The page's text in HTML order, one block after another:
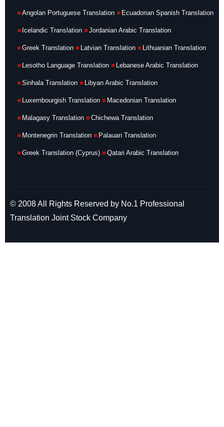
Angolan Portuguese Translation Ecuadorian Spanish Translation
Icelandic Translation Jordanian Arabic Translation
Greek Translation Latvian Translation Lithuanian Translation
Lesotho Language Translation Lebanese Arabic Translation
Sinhala Translation Libyan Arabic Translation
Luxembourgish Translation Macedonian Translation
Malagasy Translation Chichewa Translation
Montenegrin Translation Palauan Translation
Greek Translation (Cyprus) Qatari Arabic Translation
© 2008 All Rights Reserved by No.1 Professional
Translation Joint Stock Company